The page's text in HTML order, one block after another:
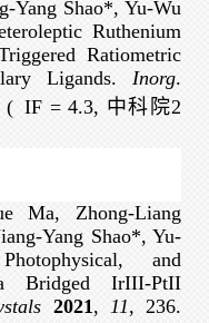
Yang Shao*, Yu-Wu
Ruthenium
Ratiometric
Ligands. Inorg.
( IF = 4.3, 中科院2
Ma, Zhong-Liang
Yang Shao*, Yu-
and
Bridged IrIII-PtII
2021, 11, 236.